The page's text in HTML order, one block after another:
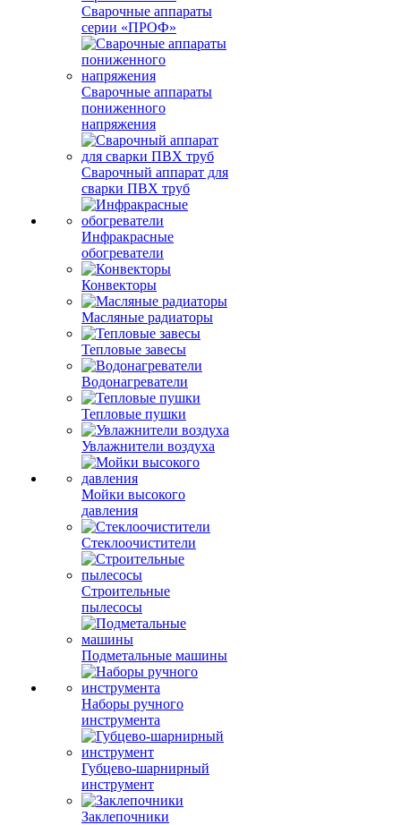
Сварочные аппараты
серии «ПРОФ»
Сварочные аппараты
пониженного
напряжения
Сварочный аппарат для
сварки ПВХ труб
Инфракрасные
обогреватели
Конвекторы
Масляные радиаторы
Тепловые завесы
Водонагреватели
Тепловые пушки
Увлажнители воздуха
Мойки высокого
давления
Стеклоочистители
Строительные
пылесосы
Подметальные машины
Наборы ручного
инструмента
Губцево-шарнирный
инструмент
Заклепочники